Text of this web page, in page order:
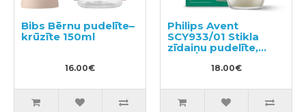
Bibs Bērnu pudelīte–
krūzīte 150ml
16.00€
Philips Avent
SCY933/01 Stikla
zīdaiņu pudelīte,
lēnas plūsmas
knupītis 1m+, 240ml
18.00€